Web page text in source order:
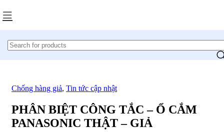
Chống hàng giả, Tin tức cập nhật
PHÂN BIỆT CÔNG TẮC – Ổ CẮM
PANASONIC THẬT – GIẢ